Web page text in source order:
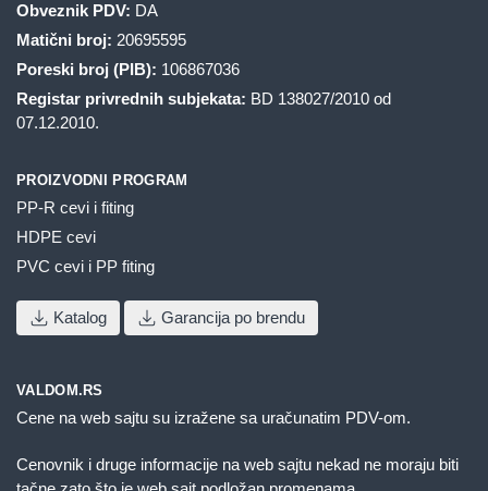
Obveznik PDV: DA
Matični broj: 20695595
Poreski broj (PIB): 106867036
Registar privrednih subjekata: BD 138027/2010 od
07.12.2010.
PROIZVODNI PROGRAM
PP-R cevi i fiting
HDPE cevi
PVC cevi i PP fiting
Katalog Garancija po brendu
VALDOM.RS
Cene na web sajtu su izražene sa uračunatim PDV-om.
Cenovnik i druge informacije na web sajtu nekad ne moraju biti